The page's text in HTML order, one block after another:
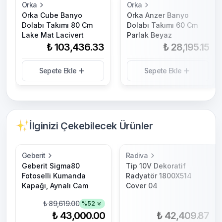
Orka
Orka Cube Banyo
Dolabı Takımı 80 Cm
Lake Mat Lacivert
₺ 103,436.33
Sepete Ekle
Orka
Orka Anzer Banyo
Dolabı Takımı 60 Cm
Parlak Beyaz
₺ 28,195.15
Sepete Ekle
İlginizi Çekebilecek Ürünler
Geberit
Geberit Sigma80
Fotoselli Kumanda
Kapağı, Aynalı Cam
₺ 89,619.00 %52
₺ 43,000.00
Radiva
Tip 10V Dekoratif
Radyatör 1800X514
Cover 04
₺ 42,409.87